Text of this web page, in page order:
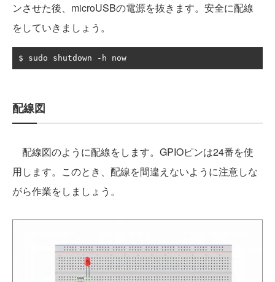
ンさせた後、microUSBの電源を抜きます。安全に配線
をしていきましょう。
$ sudo shutdown - h now
配線図
配線図のように配線をします。GPIOピンは24番を使
用します。このとき、配線を間違えないように注意しな
がら作業をしましょう。